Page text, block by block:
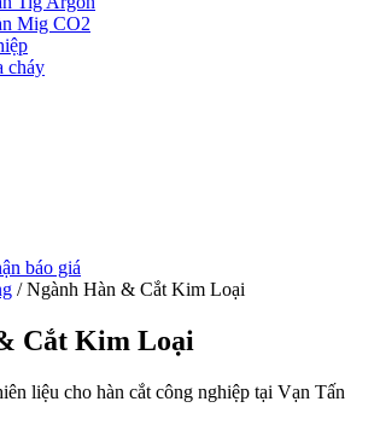
Mig CO2
cháy
báo giá
/ Ngành Hàn & Cắt Kim Loại
Cắt Kim Loại
liệu cho hàn cắt công nghiệp tại Vạn Tấn